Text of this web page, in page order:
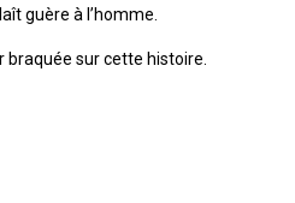
guère à l’homme.
braquée sur cette histoire.